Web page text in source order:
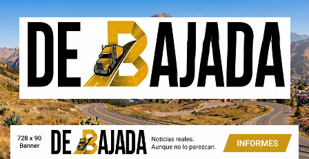
Saltar
contenido
De
Bajada
Noticias
Aunque